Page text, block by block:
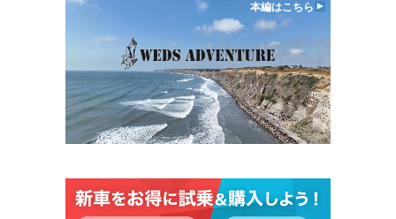
本編はこちら